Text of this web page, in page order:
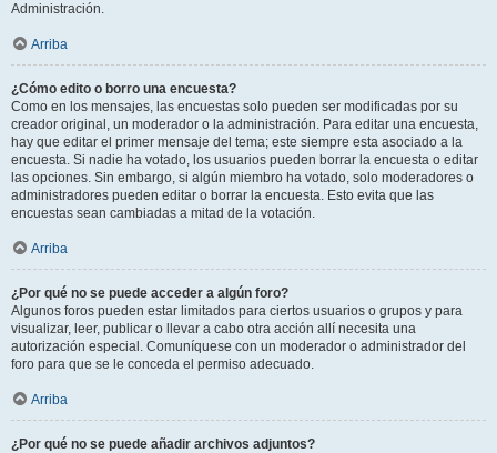
Administración.
Arriba
¿Cómo edito o borro una encuesta?
Como en los mensajes, las encuestas solo pueden ser modificadas por su
creador original, un moderador o la administración. Para editar una encuesta,
hay que editar el primer mensaje del tema; este siempre esta asociado a la
encuesta. Si nadie ha votado, los usuarios pueden borrar la encuesta o editar
las opciones. Sin embargo, si algún miembro ha votado, solo moderadores o
administradores pueden editar o borrar la encuesta. Esto evita que las
encuestas sean cambiadas a mitad de la votación.
Arriba
¿Por qué no se puede acceder a algún foro?
Algunos foros pueden estar limitados para ciertos usuarios o grupos y para
visualizar, leer, publicar o llevar a cabo otra acción allí necesita una
autorización especial. Comuníquese con un moderador o administrador del
foro para que se le conceda el permiso adecuado.
Arriba
¿Por qué no se puede añadir archivos adjuntos?